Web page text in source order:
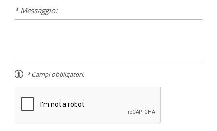
* Messaggio:
* Campi obbligatori.